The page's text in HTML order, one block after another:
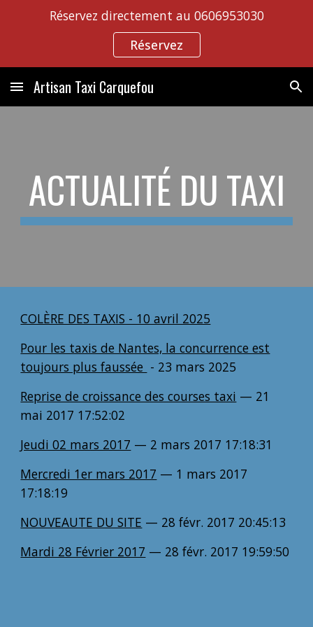
Réservez directement au 0606953030
Réservez
Artisan Taxi Carquefou
ACTUALITÉ DU TAXI
COLÈRE DES TAXIS - 10 avril 2025
Pour les taxis de Nantes, la concurrence est
toujours plus faussée - 23 mars 2025
Reprise de croissance des courses taxi — 21
mai 2017 17:52:02
Jeudi 02 mars 2017 — 2 mars 2017 17:18:31
Mercredi 1er mars 2017 — 1 mars 2017
17:18:19
NOUVEAUTE DU SITE — 28 févr. 2017 20:45:13
Mardi 28 Février 2017 — 28 févr. 2017 19:59:50